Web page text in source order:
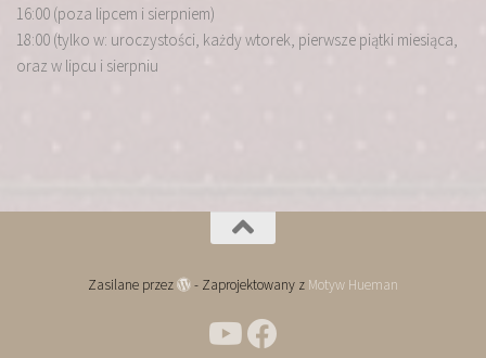
16:00 (poza lipcem i sierpniem)
18:00 (tylko w: uroczystości, każdy wtorek, pierwsze piątki miesiąca,
oraz w lipcu i sierpniu
Zasilane przez - Zaprojektowany z Motyw Hueman